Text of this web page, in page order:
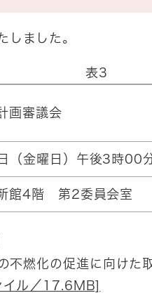
しました。
表3
画審議会
（金曜日）午後3時00
館4階 第2委員会室
不燃化の促進に向けた
イル／17.6MB]